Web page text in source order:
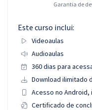
Garantia de
Este curso inclui:
Videoaulas
Audioaulas
360 dias para
Download ilimitado
Acesso no Android,
Certificado de